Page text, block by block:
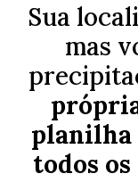
Sua
mas
planilha
todos